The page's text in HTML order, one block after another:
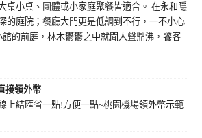
桌小桌、團體或小家庭聚餐皆適合。 在永和隱
的庭院；餐廳大門更是低調到不行，一不小心
的前庭，林木鬱鬱之中就聞人聲鼎沸，饕客
接領外幣
上結匯省一點!方便一點~桃園機場領外幣示範